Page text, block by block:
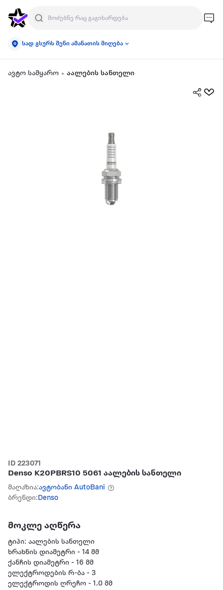
სად გსურს შენი ამანათის მიღება
ავტო სამყარო აალების სანთელი
ID 223071
Denso K20PBRS10 5061 აალების სანთელი
მაღაზია:ავტობანი AutoBani
ბრენდი:Denso
მოკლე აღწერა
ტიპი: აალების სანთელი
ხრახნის დიამეტრი - 14 მმ
ქანჩის დიამეტრი - 16 მმ
ელექტროდების რ-ბა - 3
ელექტროდის ღრეჩო - 1.0 მმ